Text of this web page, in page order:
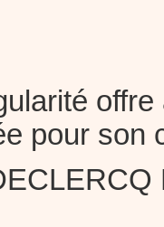
pour son